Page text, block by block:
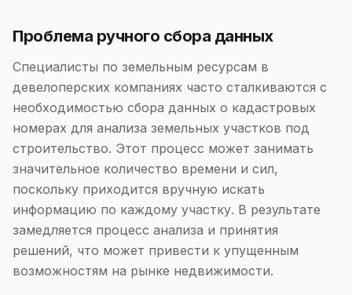
Проблема ручного сбора данных
Специалисты по земельным ресурсам в
девелоперских компаниях часто сталкиваются с
необходимостью сбора данных о кадастровых
номерах для анализа земельных участков под
строительство. Этот процесс может занимать
значительное количество времени и сил,
поскольку приходится вручную искать
информацию по каждому участку. В результате
замедляется процесс анализа и принятия
решений, что может привести к упущенным
возможностям на рынке недвижимости.